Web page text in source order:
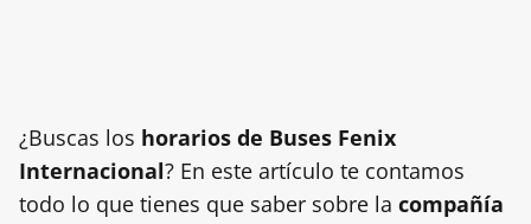
¿Buscas los horarios de Buses Fenix
Internacional? En este artículo te contamos
todo lo que tienes que saber sobre la compañía